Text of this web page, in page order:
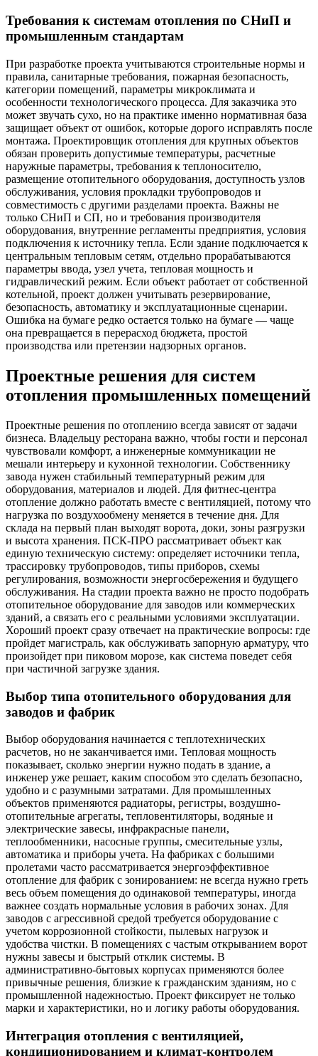
Требования к системам отопления по СНиП и
промышленным стандартам
При разработке проекта учитываются строительные нормы и
правила, санитарные требования, пожарная безопасность,
категории помещений, параметры микроклимата и
особенности технологического процесса. Для заказчика это
может звучать сухо, но на практике именно нормативная база
защищает объект от ошибок, которые дорого исправлять после
монтажа. Проектировщик отопления для крупных объектов
обязан проверить допустимые температуры, расчетные
наружные параметры, требования к теплоносителю,
размещение отопительного оборудования, доступность узлов
обслуживания, условия прокладки трубопроводов и
совместимость с другими разделами проекта. Важны не
только СНиП и СП, но и требования производителя
оборудования, внутренние регламенты предприятия, условия
подключения к источнику тепла. Если здание подключается к
центральным тепловым сетям, отдельно прорабатываются
параметры ввода, узел учета, тепловая мощность и
гидравлический режим. Если объект работает от собственной
котельной, проект должен учитывать резервирование,
безопасность, автоматику и эксплуатационные сценарии.
Ошибка на бумаге редко остается только на бумаге — чаще
она превращается в перерасход бюджета, простой
производства или претензии надзорных органов.
Проектные решения для систем
отопления промышленных помещений
Проектные решения по отоплению всегда зависят от задачи
бизнеса. Владельцу ресторана важно, чтобы гости и персонал
чувствовали комфорт, а инженерные коммуникации не
мешали интерьеру и кухонной технологии. Собственнику
завода нужен стабильный температурный режим для
оборудования, материалов и людей. Для фитнес-центра
отопление должно работать вместе с вентиляцией, потому что
нагрузка по воздухообмену меняется в течение дня. Для
склада на первый план выходят ворота, доки, зоны разгрузки
и высота хранения. ПСК-ПРО рассматривает объект как
единую техническую систему: определяет источники тепла,
трассировку трубопроводов, типы приборов, схемы
регулирования, возможности энергосбережения и будущего
обслуживания. На стадии проекта важно не просто подобрать
отопительное оборудование для заводов или коммерческих
зданий, а связать его с реальными условиями эксплуатации.
Хороший проект сразу отвечает на практические вопросы: где
пройдет магистраль, как обслуживать запорную арматуру, что
произойдет при пиковом морозе, как система поведет себя
при частичной загрузке здания.
Выбор типа отопительного оборудования для
заводов и фабрик
Выбор оборудования начинается с теплотехнических
расчетов, но не заканчивается ими. Тепловая мощность
показывает, сколько энергии нужно подать в здание, а
инженер уже решает, каким способом это сделать безопасно,
удобно и с разумными затратами. Для промышленных
объектов применяются радиаторы, регистры, воздушно-
отопительные агрегаты, тепловентиляторы, водяные и
электрические завесы, инфракрасные панели,
теплообменники, насосные группы, смесительные узлы,
автоматика и приборы учета. На фабриках с большими
пролетами часто рассматривается энергоэффективное
отопление для фабрик с зонированием: не всегда нужно греть
весь объем помещения до одинаковой температуры, иногда
важнее создать нормальные условия в рабочих зонах. Для
заводов с агрессивной средой требуется оборудование с
учетом коррозионной стойкости, пылевых нагрузок и
удобства чистки. В помещениях с частым открыванием ворот
нужны завесы и быстрый отклик системы. В
административно-бытовых корпусах применяются более
привычные решения, близкие к гражданским зданиям, но с
промышленной надежностью. Проект фиксирует не только
марки и характеристики, но и логику работы оборудования.
Интеграция отопления с вентиляцией,
кондиционированием и климат-контролем